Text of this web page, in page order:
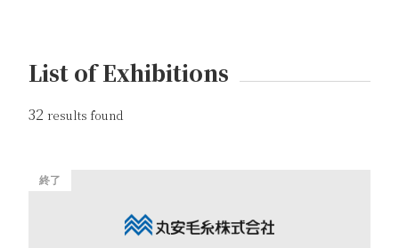
List of Exhibitions
32 results found
終了